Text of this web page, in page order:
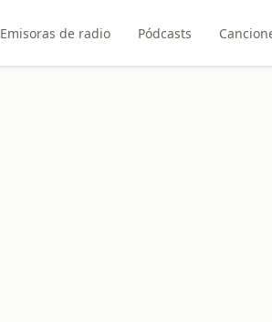
Emisoras de radio Pódcasts